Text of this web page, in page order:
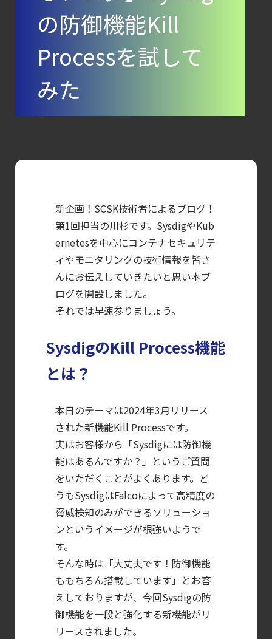
【ブログ】
AIワークロードのコンテナセキュリティ
｜LLM・
GPU環境を守る新しい視点
Managementの全体像
Agent
Local機能の実装ガイド
CNAPP選定ガイド
｜
計画フェーズで失敗しない統合プラットフォ
2026
ブログを更新しました
【ブログ】
CWPP（Cloud
Workload
Protection
Platform）とは？
クラウドワークロードを守る最新セキュリテ
セキュリティブリーフィング：
2026年6月
【ブログ】
コンテナセキュリティとは？
の防御機能Kill
Processを試して
みた
新企画！SCSK技術者によるブログ！
第1回担当の川杉です。SysdigやKub
ernetesを中心にコンテナセキュリテ
ィやモニタリングの技術情報を皆さ
んにお伝えしていきたいと思い本ブ
ログを開設しました。
それでは早速参りましょう。
SysdigのKill Process機能
とは？
本日のテーマは2024年3月リリース
された新機能Kill Processです。
実はお客様から「Sysdigには防御機
能はあるんですか？」というご質問
をいただくことがよくあります。ど
うもSysdigはFalcoによって高精度の
脅威検知のみができるソリューショ
ンというイメージが根強いようで
す。
そんな時は「大丈夫です！防御機能
ももちろん搭載しています」とお答
えしておりますが、今回Sysdigの防
御機能を一段と強化する新機能がリ
リースされました。